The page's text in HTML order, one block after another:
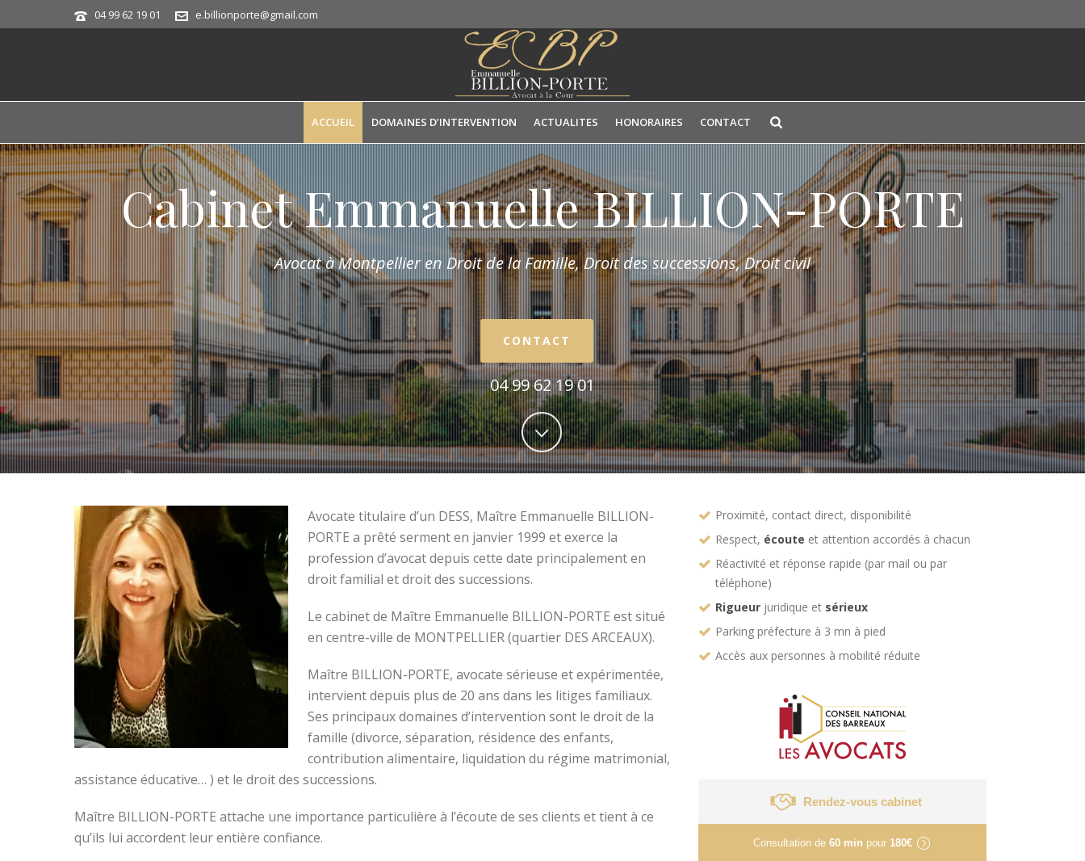
04 99 62 19 01 e.billionporte@gmail.com
ACCUEIL DOMAINES D’INTERVENTION ACTUALITES HONORAIRES CONTACT
Cabinet Emmanuelle BILLION-PORTE
Avocat à Montpellier en Droit de la Famille,Droit des successions, Droit civil
CONTACT
04 99 62 19 01
Avocate titulaire d’un DESS, Maître Emmanuelle BILLION-
PORTE a prêté serment en janvier 1999 et exerce la
profession d’avocat depuis cette date principalement en
droit familial et droit des successions.
Le cabinet de Maître Emmanuelle BILLION-PORTE est situé
en centre-ville de MONTPELLIER (quartier DES ARCEAUX).
Maître BILLION-PORTE, avocate sérieuse et expérimentée,
intervient depuis plus de 20 ans dans les litiges familiaux.
Ses principaux domaines d’intervention sont le droit de la
famille (divorce, séparation, résidence des enfants,
contribution alimentaire, liquidation du régime matrimonial,
assistance éducative… ) et le droit des successions.
Maître BILLION-PORTE attache une importance particulière à l’écoute de ses clients et tient à ce
qu’ils lui accordent leur entière confiance.
Proximité, contact direct, disponibilité
Respect, écoute et attention accordés à chacun
Réactivité et réponse rapide (par mail ou par
téléphone)
Rigueur juridique et sérieux
Parking préfecture à 3 mn à pied
Accès aux personnes à mobilité réduite
Rendez-vous cabinet
Consultation de60 min pour 180€